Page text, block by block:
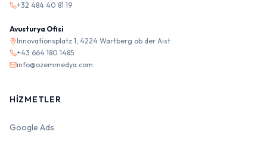
+32 484 40 81 19
Avusturya Ofisi
Innovationsplatz 1, 4224 Wartberg ob der Aist
+43 664 180 1485
info@ozemmedya.com
HIZMETLER
Google Ads